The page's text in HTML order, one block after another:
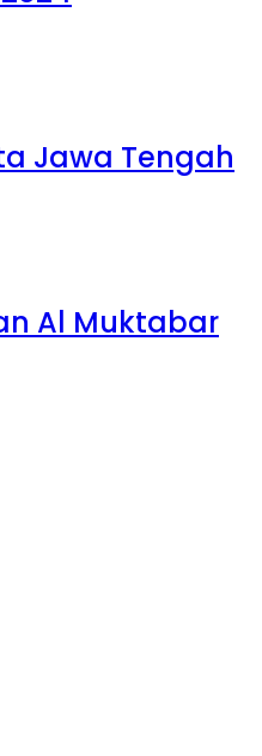
Jawa Tengah
Al Muktabar